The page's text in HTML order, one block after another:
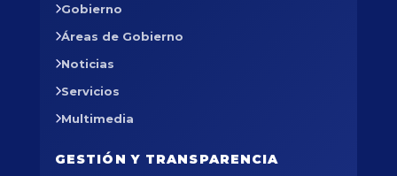
Gobierno
Áreas de Gobierno
Noticias
Servicios
Multimedia
GESTIÓN Y TRANSPARENCIA